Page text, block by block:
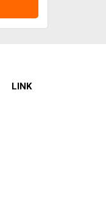
LINK